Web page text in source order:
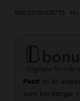
9003579008775
Psst! Vi är
som berättigar